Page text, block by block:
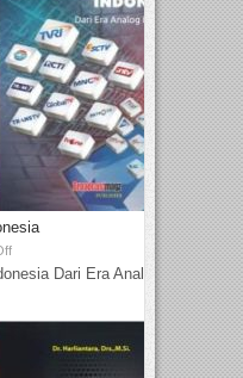
Dari Era Analog